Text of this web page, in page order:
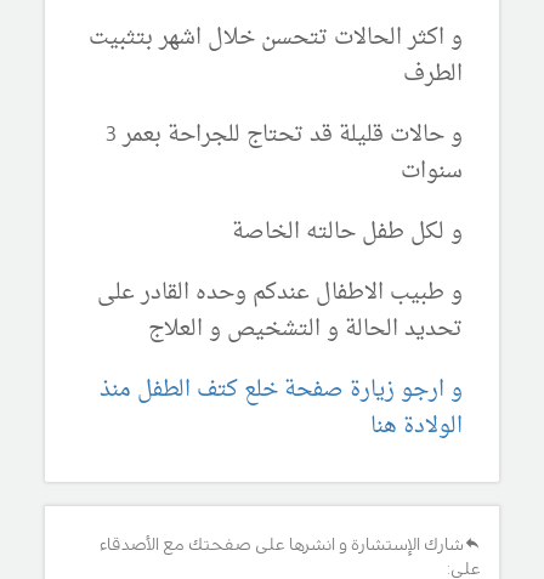
و اكثر الحالات تتحسن خلال اشهر بتثبيت
الطرف
و حالات قليلة قد تحتاج للجراحة بعمر 3
سنوات
و لكل طفل حالته الخاصة
و طبيب الاطفال عندكم وحده القادر على
تحديد الحالة و التشخيص و العلاج
و ارجو زيارة صفحة خلع كتف الطفل منذ
الولادة هنا
شارك الإستشارة و انشرها على صفحتك مع الأصدقاء
على: